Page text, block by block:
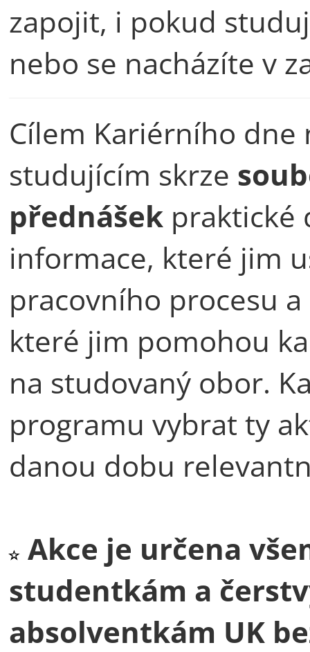
zapojit, i pokud
nebo se nacházíte v
Cílem Kariérního dne
studujícím skrze
přednášek praktické
informace, které jim
pracovního procesu
které jim pomohou
na studovaný obor.
programu vybrat ty
danou dobu
Akce je určena
studentkám a
absolventkám UK